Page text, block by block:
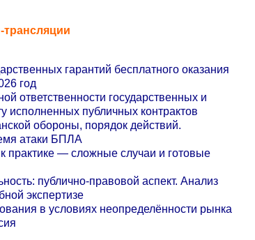
гарантий бесплатного оказания
год
ответственности государственных и
исполненных публичных контрактов
обороны, порядок действий.
атаки БПЛА
практике — сложные случаи и готовые
публично-правовой аспект. Анализ
экспертизе
в условиях неопределённости рынка